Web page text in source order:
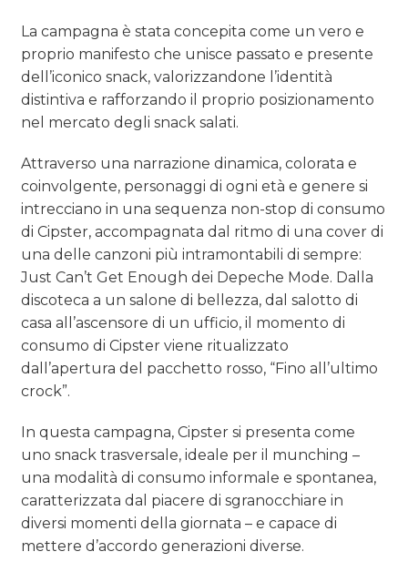
La campagna è stata concepita come un vero e
proprio manifesto che unisce passato e presente
dell’iconico snack, valorizzandone l’identità
distintiva e rafforzando il proprio posizionamento
nel mercato degli snack salati.
Attraverso una narrazione dinamica, colorata e
coinvolgente, personaggi di ogni età e genere si
intrecciano in una sequenza non-stop di consumo
di Cipster, accompagnata dal ritmo di una cover di
una delle canzoni più intramontabili di sempre:
Just Can’t Get Enough dei Depeche Mode. Dalla
discoteca a un salone di bellezza, dal salotto di
casa all’ascensore di un ufficio, il momento di
consumo di Cipster viene ritualizzato
dall’apertura del pacchetto rosso, “Fino all’ultimo
crock”.
In questa campagna, Cipster si presenta come
uno snack trasversale, ideale per il munching –
una modalità di consumo informale e spontanea,
caratterizzata dal piacere di sgranocchiare in
diversi momenti della giornata – e capace di
mettere d’accordo generazioni diverse.